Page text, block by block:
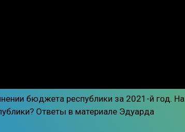
бюджета республики за 2021-й год. На
Ответы в материале Эдуарда